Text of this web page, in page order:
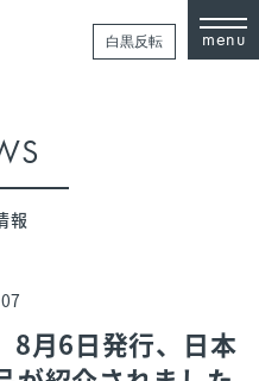
白黒反転 menu
報
8月6日発行、日本